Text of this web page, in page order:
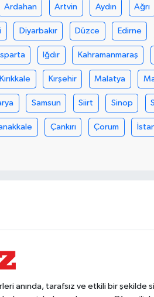
Ardahan Artvin Aydın Ağrı
Diyarbakır Düzce Edirne
Isparta Iğdır Kahramanmaraş
Kırıkkale Kırşehir Malatya
Samsun Siirt Sinop
Çankırı Çorum
anında, tarafsız ve etkili bir şekilde